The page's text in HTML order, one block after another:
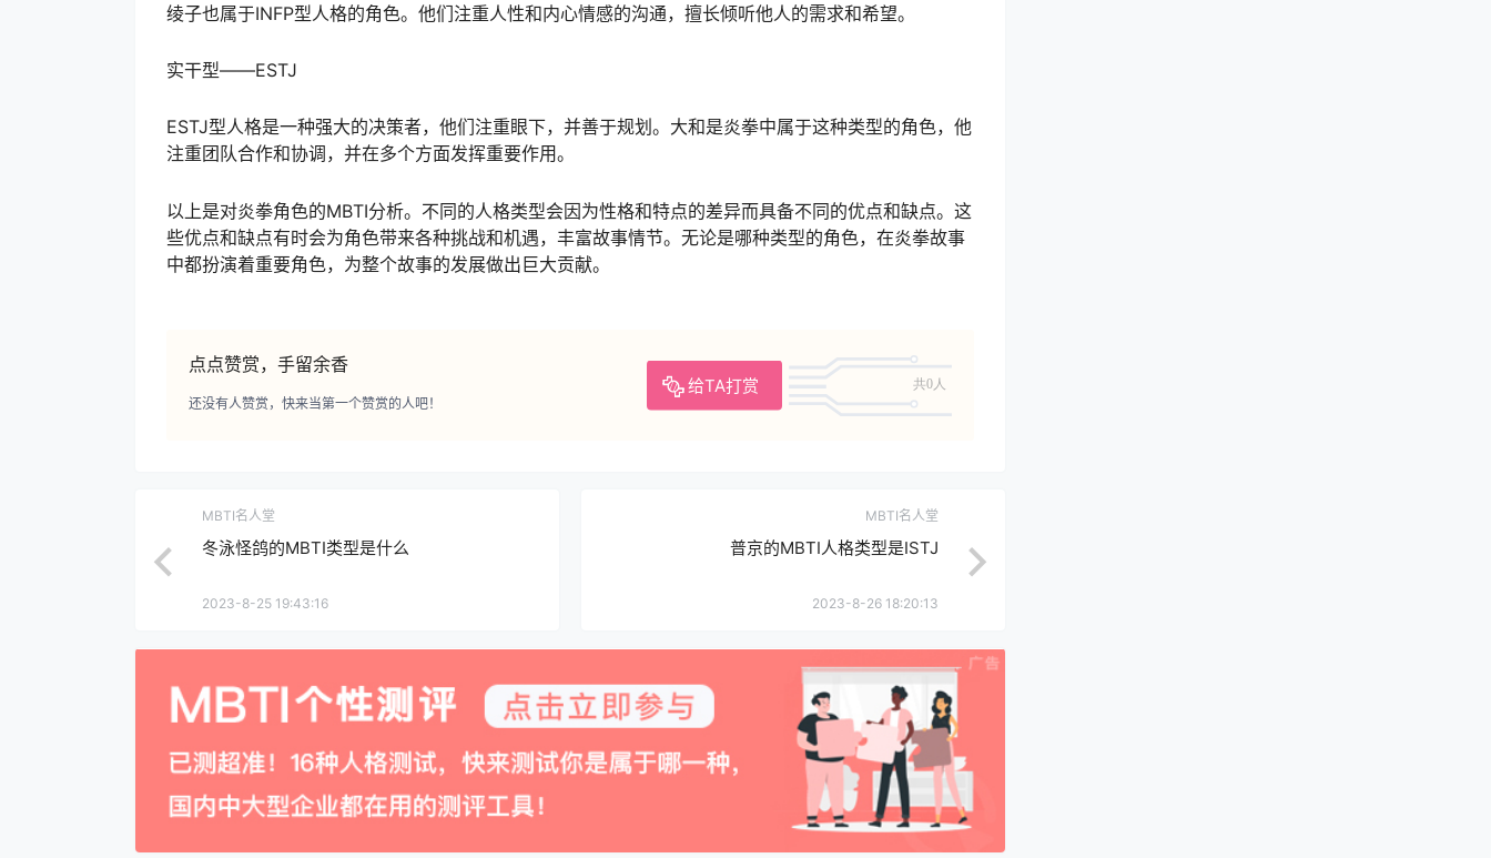
绫子也属于INFP型人格的角色。他们注重人性和内心情感的沟通，擅长倾听他人的需求和希望。
实干型——ESTJ
ESTJ型人格是一种强大的决策者，他们注重眼下，并善于规划。大和是炎拳中属于这种类型的角色，他
注重团队合作和协调，并在多个方面发挥重要作用。
以上是对炎拳角色的MBTI分析。不同的人格类型会因为性格和特点的差异而具备不同的优点和缺点。这
些优点和缺点有时会为角色带来各种挑战和机遇，丰富故事情节。无论是哪种类型的角色，在炎拳故事
中都扮演着重要角色，为整个故事的发展做出巨大贡献。
点点赞赏，手留余香
给TA打赏 共0人
还没有人赞赏，快来当第一个赞赏的人吧！
MBTI名人堂
冬泳怪鸽的MBTI类型是什么
2023-8-25 19:43:16
MBTI名人堂
普京的MBTI人格类型是ISTJ
2023-8-26 18:20:13